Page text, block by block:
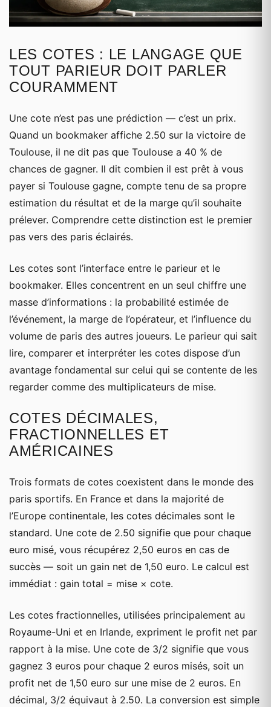
LES COTES : LE LANGAGE QUE
TOUT PARIEUR DOIT PARLER
COURAMMENT
Une cote n’est pas une prédiction — c’est un prix.
Quand un bookmaker affiche 2.50 sur la victoire de
Toulouse, il ne dit pas que Toulouse a 40 % de
chances de gagner. Il dit combien il est prêt à vous
payer si Toulouse gagne, compte tenu de sa propre
estimation du résultat et de la marge qu’il souhaite
prélever. Comprendre cette distinction est le premier
pas vers des paris éclairés.
Les cotes sont l’interface entre le parieur et le
bookmaker. Elles concentrent en un seul chiffre une
masse d’informations : la probabilité estimée de
l’événement, la marge de l’opérateur, et l’influence du
volume de paris des autres joueurs. Le parieur qui sait
lire, comparer et interpréter les cotes dispose d’un
avantage fondamental sur celui qui se contente de les
regarder comme des multiplicateurs de mise.
COTES DÉCIMALES,
FRACTIONNELLES ET
AMÉRICAINES
Trois formats de cotes coexistent dans le monde des
paris sportifs. En France et dans la majorité de
l’Europe continentale, les cotes décimales sont le
standard. Une cote de 2.50 signifie que pour chaque
euro misé, vous récupérez 2,50 euros en cas de
succès — soit un gain net de 1,50 euro. Le calcul est
immédiat : gain total = mise × cote.
Les cotes fractionnelles, utilisées principalement au
Royaume-Uni et en Irlande, expriment le profit net par
rapport à la mise. Une cote de 3/2 signifie que vous
gagnez 3 euros pour chaque 2 euros misés, soit un
profit net de 1,50 euro sur une mise de 2 euros. En
décimal, 3/2 équivaut à 2.50. La conversion est simple